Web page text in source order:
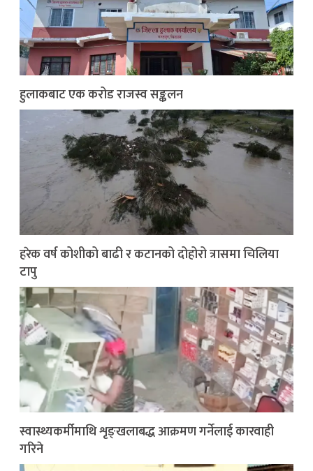
हुलाकबाट एक करोड राजस्व सङ्कलन
हरेक वर्ष कोशीको बाढी र कटानको दोहोरो त्रासमा चिलिया
टापु
स्वास्थ्यकर्मीमाथि शृङ्खलाबद्ध आक्रमण गर्नेलाई कारवाही
गरिने